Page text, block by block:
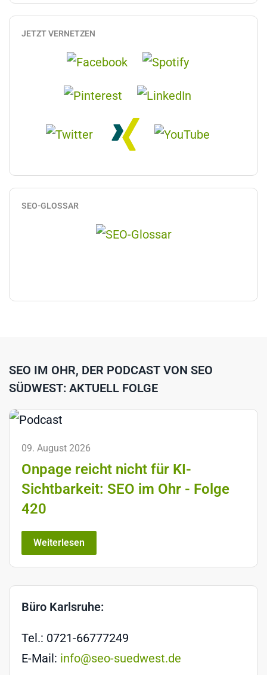
JETZT VERNETZEN
SEO-GLOSSAR
SEO IM OHR, DER PODCAST VON SEO
SÜDWEST: AKTUELL FOLGE
09. August 2026
Onpage reicht nicht für KI-
Sichtbarkeit: SEO im Ohr - Folge
420
Weiterlesen
Büro Karlsruhe:
Tel.: 0721-66777249
E-Mail: info@seo-suedwest.de